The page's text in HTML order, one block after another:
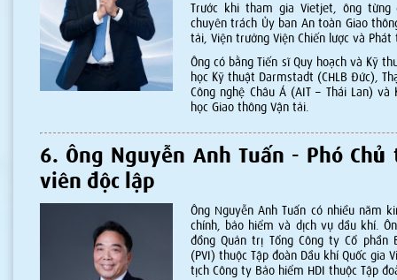
Trước khi tham gia Vietjet, ông
chuyên trách Ủy ban An toàn Giao
tải, Viện trưởng Viện Chiến lược và
Ông có bằng Tiến sĩ Quy hoạch và Kỹ
học Kỹ thuật Darmstadt (CHLB Đức),
Công nghệ Châu Á (AIT – Thái Lan)
học Giao thông Vận tải.
6. Ông Nguyễn Anh Tuấn - Phó Chủ
viên độc lập
Ông Nguyễn Anh Tuấn có nhiều năm
chính, bảo hiểm và dịch vụ dầu khí.
đồng Quản trị Tổng Công ty Cổ
(PVI) thuộc Tập đoàn Dầu khí Quốc gia
tịch Công ty Bảo hiểm HDI thuộc Tập